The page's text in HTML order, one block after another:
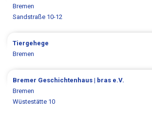
Bremen
Sandstraße 10-12
Tiergehege
Bremen
Bremer Geschichtenhaus | bras e.V.
Bremen
Wüstestätte 10